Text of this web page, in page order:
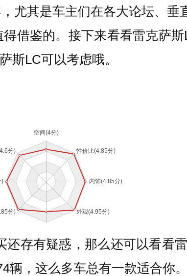
尤其是车主们在各大论坛、垂
借鉴的。接下来看看雷克萨
斯LC可以考虑哦。
存有疑惑，那么还可以看看
，这么多车总有一款适合你。